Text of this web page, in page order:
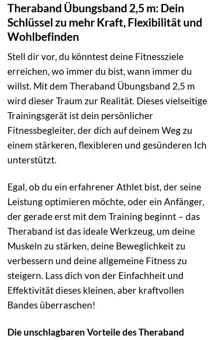
Theraband Übungsband 2,5 m: Dein
Schlüssel zu mehr Kraft, Flexibilität und
Wohlbefinden
Stell dir vor, du könntest deine Fitnessziele
erreichen, wo immer du bist, wann immer du
willst. Mit dem Theraband Übungsband 2,5 m
wird dieser Traum zur Realität. Dieses vielseitige
Trainingsgerät ist dein persönlicher
Fitnessbegleiter, der dich auf deinem Weg zu
einem stärkeren, flexibleren und gesünderen Ich
unterstützt.
Egal, ob du ein erfahrener Athlet bist, der seine
Leistung optimieren möchte, oder ein Anfänger,
der gerade erst mit dem Training beginnt – das
Theraband ist das ideale Werkzeug, um deine
Muskeln zu stärken, deine Beweglichkeit zu
verbessern und deine allgemeine Fitness zu
steigern. Lass dich von der Einfachheit und
Effektivität dieses kleinen, aber kraftvollen
Bandes überraschen!
Die unschlagbaren Vorteile des Theraband